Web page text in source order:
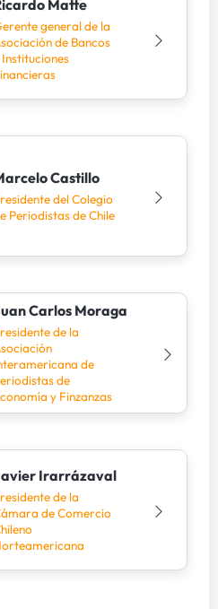
Matte
general de la
de Bancos
Instituciones
Castillo
del Colegio
Periodistas de Chile
Carlos Moraga
de la
de
de
y Finzanzas
Irarrázaval
de la
de Comercio